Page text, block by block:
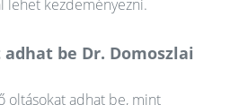
lehet kezdeményezni.
be Dr. Domoszlai
oltásokat adhat be, mint